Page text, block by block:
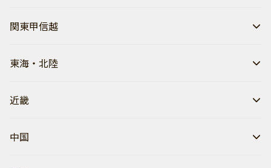
関東甲信越
東海・北陸
近畿
中国